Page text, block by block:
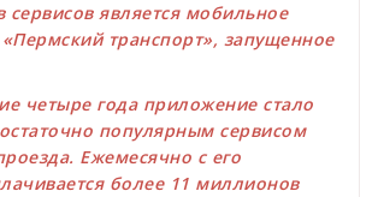
сервисов является мобильное
транспорт», запущенное
четыре года приложение стало
популярным сервисом
Ежемесячно с его
более 11 миллионов